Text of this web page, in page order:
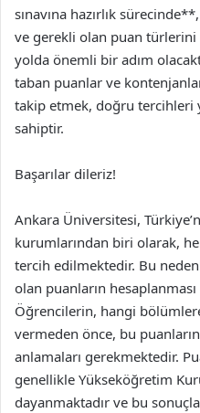
sınavına hazırlık
ve gerekli olan puan türlerini
yolda önemli bir adım
taban puanlar ve
takip etmek, doğru
sahiptir.
Başarılar dileriz!
Ankara Üniversitesi,
kurumlarından biri olarak,
tercih edilmektedir. Bu
olan puanların
Öğrencilerin, hangi
vermeden önce, bu puanların
anlamaları gerekmektedir.
genellikle Yükseköğretim
dayanmaktadır ve bu